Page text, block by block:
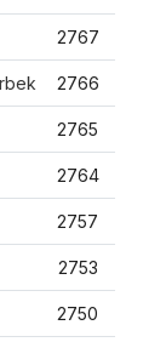
2767
2766
2765
2764
2757
2753
2750